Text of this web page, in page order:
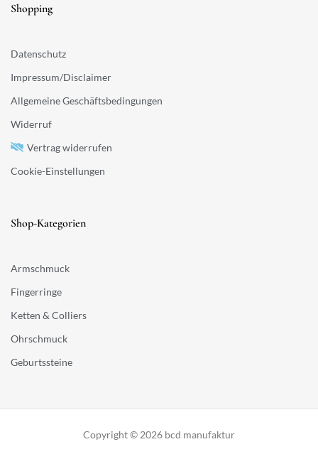
Shopping
Datenschutz
Impressum/Disclaimer
Allgemeine Geschäftsbedingungen
Widerruf
Vertrag widerrufen
Cookie-Einstellungen
Shop-Kategorien
Armschmuck
Fingerringe
Ketten & Colliers
Ohrschmuck
Geburtssteine
Copyright © 2026 bcd manufaktur